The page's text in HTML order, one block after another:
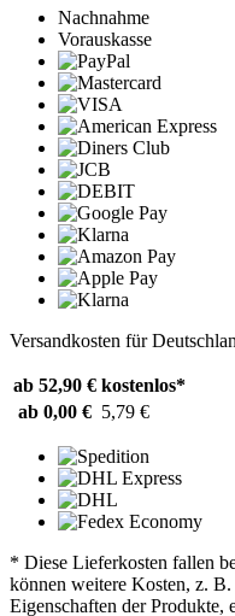
Nachnahme
Vorauskasse
Versandkosten für
ab 52,90 € kostenlos*
ab 0,00 € 5,79 €
* Diese Lieferkosten fallen
können weitere Kosten, z.
Eigenschaften der Produkte,